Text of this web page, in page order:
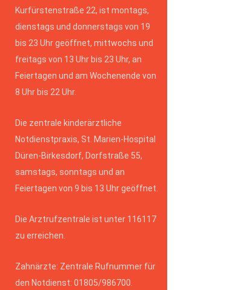
Kurfürstenstraße 22, ist montags,
dienstags und donnerstags von 19
bis 23 Uhr geöffnet, mittwochs und
freitags von 13 Uhr bis 23 Uhr, an
Feiertagen und am Wochenende von
8 Uhr bis 22 Uhr.
Die zentrale kinderärztliche
Notdienstpraxis, St. Marien-Hospital
Düren-Birkesdorf, Dorfstraße 55,
samstags, sonntags und an
Feiertagen von 9 bis 13 Uhr geöffnet.
Die Arztrufzentrale ist unter 116117
zu erreichen.
Zahnärzte: Zentrale Rufnummer für
den Notdienst: 01805/986700.